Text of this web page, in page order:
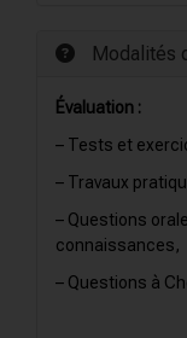
Modalités
Évaluation :
– Tests et
– Travaux
– Questions
connaissances,
– Questions à